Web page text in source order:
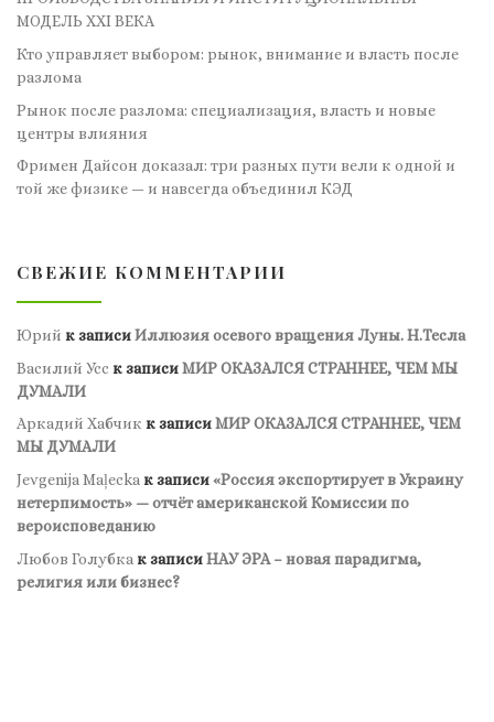
МОДЕЛЬ XXI ВЕКА
Кто управляет выбором: рынок, внимание и власть после
разлома
Рынок после разлома: специализация, власть и новые
центры влияния
Фримен Дайсон доказал: три разных пути вели к одной и
той же физике — и навсегда объединил КЭД
СВЕЖИЕ КОММЕНТАРИИ
Юрий к записиИллюзия осевого вращения Луны. Н.Тесла
Василий Усс к записиМИР ОКАЗАЛСЯ СТРАННЕЕ, ЧЕМ МЫ
ДУМАЛИ
Аркадий Хабчик к записиМИР ОКАЗАЛСЯ СТРАННЕЕ, ЧЕМ
МЫ ДУМАЛИ
Jevgenija Maļeckaк записи«Россия экспортирует в Украину
нетерпимость» — отчёт американской Комиссии по
вероисповеданию
Любов Голубка к записиНАУ ЭРА – новая парадигма,
религия или бизнес?